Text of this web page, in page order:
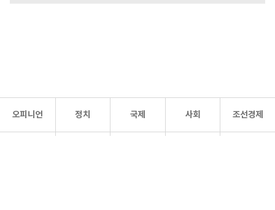
오피니언 정치 국제 사회 조선경제